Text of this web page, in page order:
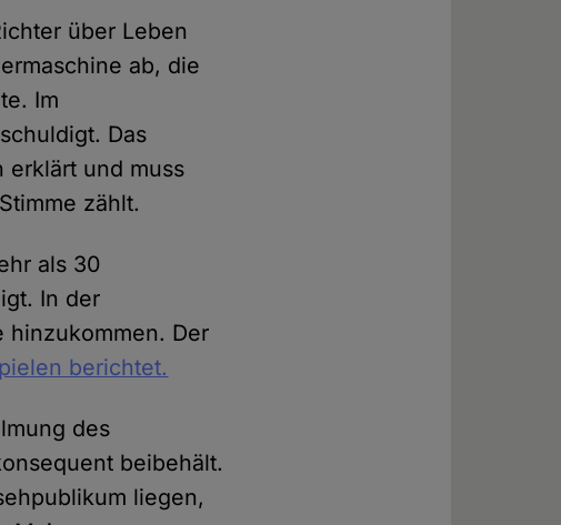
über Leben
ab, die
Im
Das
erklärt und muss
zählt.
als 30
In der
hinzukommen. Der
berichtet.
des
beibehält.
liegen,